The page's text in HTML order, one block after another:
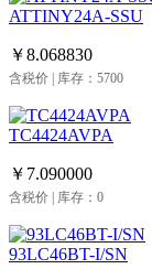
ATTINY24A-SSU
￥8.068830
含税价 | 库存：5700
TC4424AVPA
￥7.090000
含税价 | 库存：0
93LC46BT-I/SN